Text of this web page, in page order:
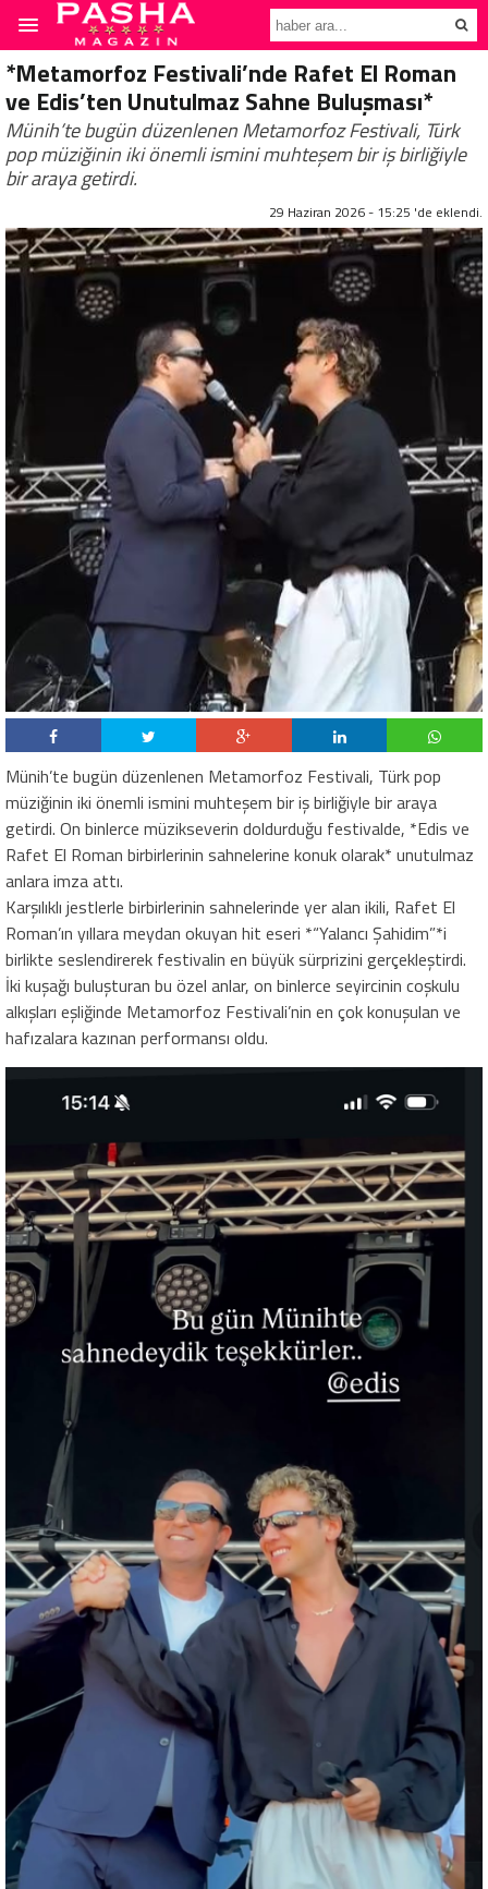
*Metamorfoz Festivali’nde Rafet El Roman
ve Edis’ten Unutulmaz Sahne Buluşması*
Münih’te bugün düzenlenen Metamorfoz Festivali, Türk
pop müziğinin iki önemli ismini muhteşem bir iş birliğiyle
bir araya getirdi.
29 Haziran 2026 - 15:25 'de eklendi.
Münih’te bugün düzenlenen Metamorfoz Festivali, Türk pop
müziğinin iki önemli ismini muhteşem bir iş birliğiyle bir araya
getirdi. On binlerce müzikseverin doldurduğu festivalde, *Edis ve
Rafet El Roman birbirlerinin sahnelerine konuk olarak* unutulmaz
anlara imza attı.
Karşılıklı jestlerle birbirlerinin sahnelerinde yer alan ikili, Rafet El
Roman’ın yıllara meydan okuyan hit eseri *“Yalancı Şahidim”*i
birlikte seslendirerek festivalin en büyük sürprizini gerçekleştirdi.
İki kuşağı buluşturan bu özel anlar, on binlerce seyircinin coşkulu
alkışları eşliğinde Metamorfoz Festivali’nin en çok konuşulan ve
hafızalara kazınan performansı oldu.